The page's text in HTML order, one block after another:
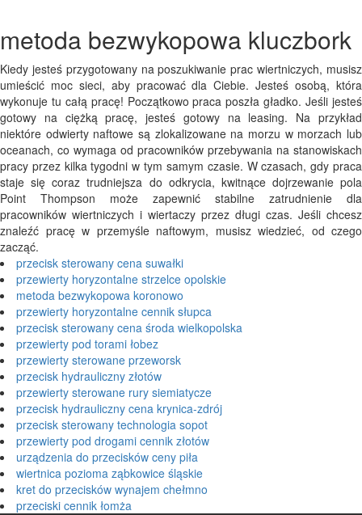
metoda bezwykopowa kluczbork
Kiedy jesteś przygotowany na poszukiwanie prac wiertniczych, musisz
umieścić moc sieci, aby pracować dla Ciebie. Jesteś osobą, która
wykonuje tu całą pracę! Początkowo praca poszła gładko. Jeśli jesteś
gotowy na ciężką pracę, jesteś gotowy na leasing. Na przykład
niektóre odwierty naftowe są zlokalizowane na morzu w morzach lub
oceanach, co wymaga od pracowników przebywania na stanowiskach
pracy przez kilka tygodni w tym samym czasie. W czasach, gdy praca
staje się coraz trudniejsza do odkrycia, kwitnące dojrzewanie pola
Point Thompson może zapewnić stabilne zatrudnienie dla
pracowników wiertniczych i wiertaczy przez długi czas. Jeśli chcesz
znaleźć pracę w przemyśle naftowym, musisz wiedzieć, od czego
zacząć.
przecisk sterowany cena suwałki
przewierty horyzontalne strzelce opolskie
metoda bezwykopowa koronowo
przewierty horyzontalne cennik słupca
przecisk sterowany cena środa wielkopolska
przewierty pod torami łobez
przewierty sterowane przeworsk
przecisk hydrauliczny złotów
przewierty sterowane rury siemiatycze
przecisk hydrauliczny cena krynica-zdrój
przecisk sterowany technologia sopot
przewierty pod drogami cennik złotów
urządzenia do przecisków ceny piła
wiertnica pozioma ząbkowice śląskie
kret do przecisków wynajem chełmno
przeciski cennik łomża